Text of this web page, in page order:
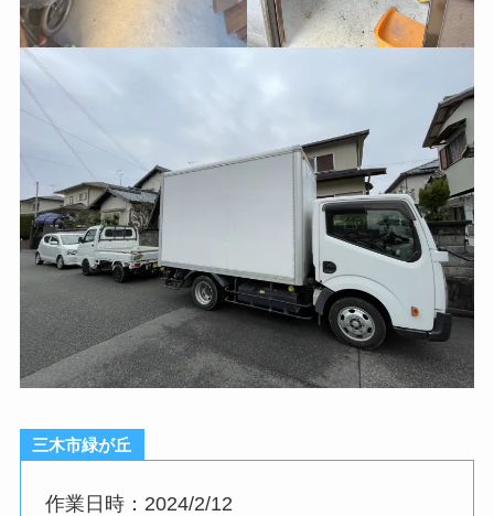
三木市緑が丘
作業日時：2024/2/12